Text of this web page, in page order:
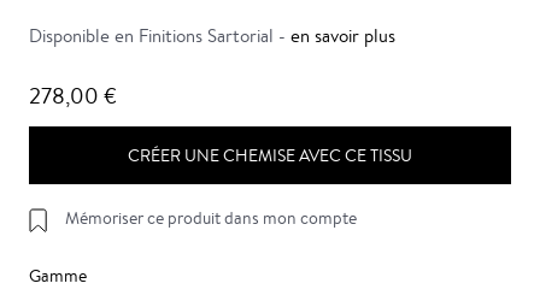
Disponible en Finitions Sartorial - en savoir plus
278,00 €
CRÉER UNE CHEMISE AVEC CE TISSU
Mémoriser ce produit dans mon compte
Gamme